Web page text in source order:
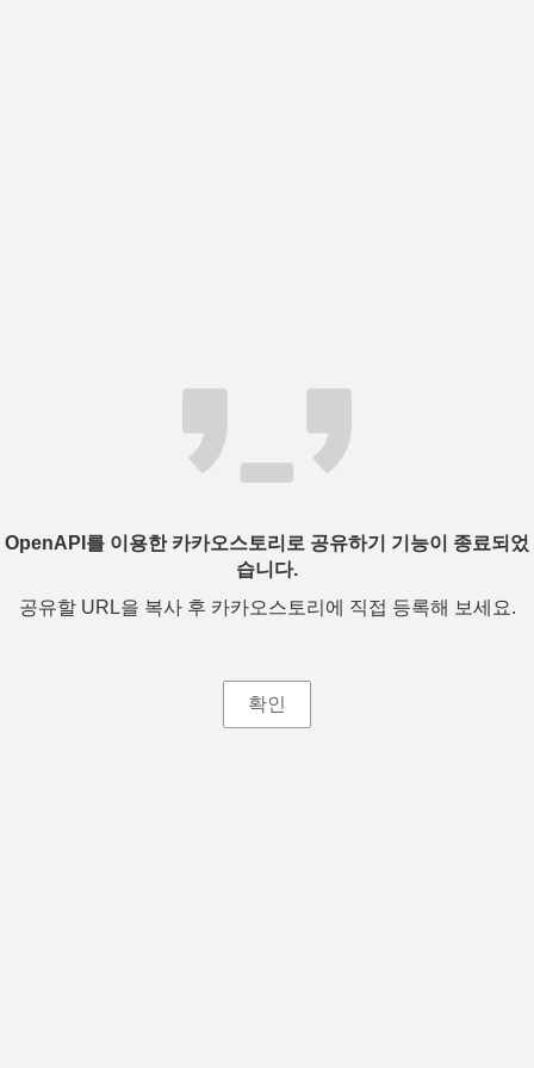
OpenAPI를 이용한 카카오스토리로 공유하기 기능이 종료되었
습니다.
공유할 URL을 복사 후 카카오스토리에 직접 등록해 보세요.
확인